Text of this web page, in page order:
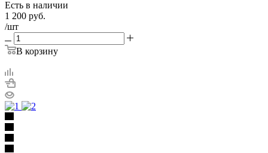
Есть в наличии
1 200 руб.
/шт
В корзину